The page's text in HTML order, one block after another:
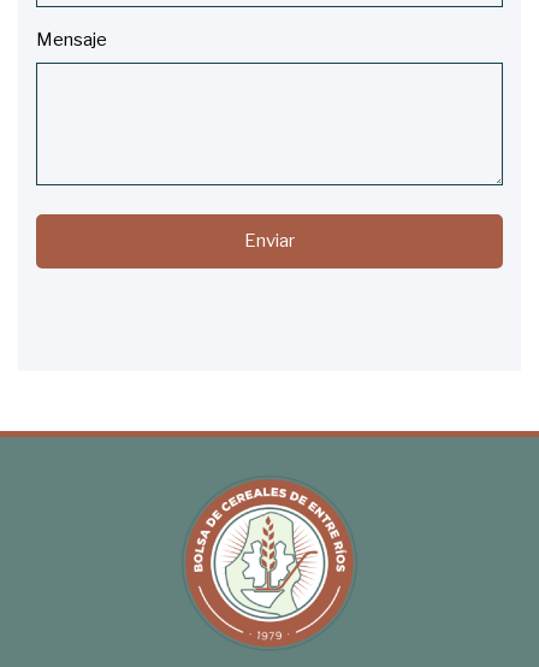
Mensaje
Enviar